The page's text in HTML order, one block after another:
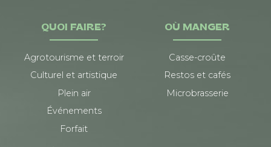
QUOI FAIRE?
Agrotourisme et terroir
Culturel et artistique
Plein air
Événements
Forfait
OÙ MANGER
Casse-croûte
Restos et cafés
Microbrasserie